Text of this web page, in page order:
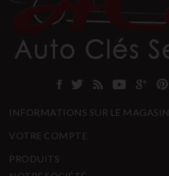
INFORMATIONS SUR LE MAGASIN
VOTRE COMPTE
PRODUITS